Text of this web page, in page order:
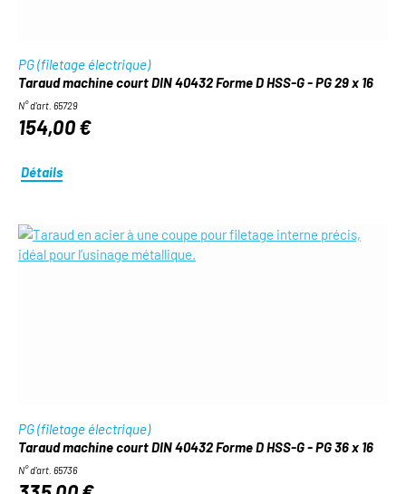
PG (filetage électrique)
Taraud machine court DIN 40432 Forme D HSS-G - PG 29 x 16
N° d'art. 65729
154,00 €
Détails
PG (filetage électrique)
Taraud machine court DIN 40432 Forme D HSS-G - PG 36 x 16
N° d'art. 65736